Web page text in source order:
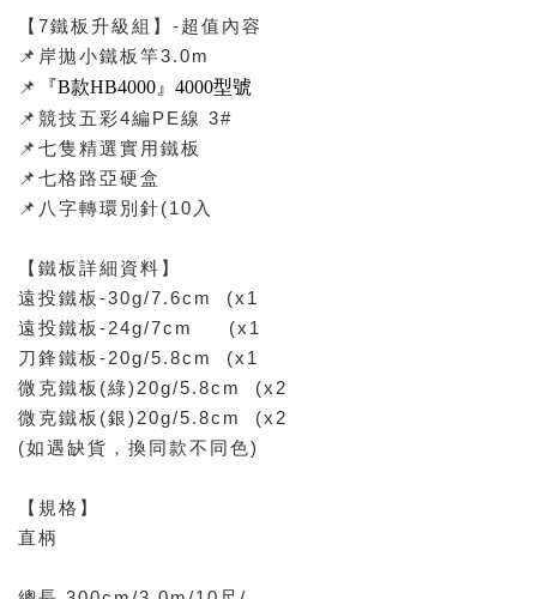
【7鐵板升級組】-超值內容
📌岸拋小鐵板竿3.0m
📌
『B款HB4000』4000型號
📌競技五彩4編PE線 3#
📌七隻精選實用鐵板
📌七格路亞硬盒
📌八字轉環別針(10入
【鐵板詳細資料】
遠投鐵板-30g/7.6cm (x1
遠投鐵板-24g/7cm (x1
刀鋒鐵板-20g/5.8cm (x1
微克鐵板(綠)20g/5.8cm (x2
微克鐵板(銀)20g/5.8cm (x2
(如遇缺貨，換同款不同色)
【規格】
直柄